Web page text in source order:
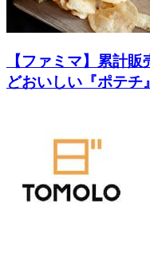
【ファミマ】累計
どおいしい『ポテチ